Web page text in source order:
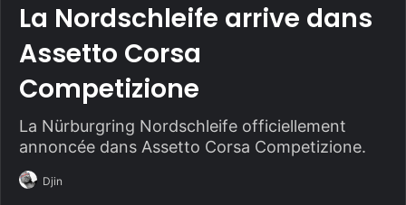
La Nordschleife arrive dans
Assetto Corsa
Competizione
La Nürburgring Nordschleife officiellement
annoncée dans Assetto Corsa Competizione.
Djin